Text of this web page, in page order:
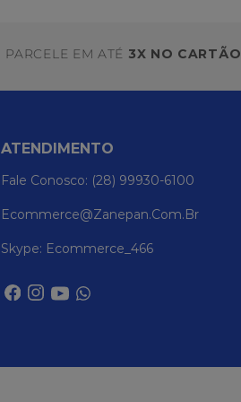
PARCELE EM ATÉ 3X NO CARTÃO
ATENDIMENTO
Fale Conosco: (28) 99930-6100
Ecommerce@zanepan.com.br
Skype: Ecommerce_466